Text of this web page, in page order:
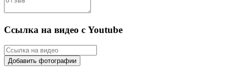
Ссылка на видео с Youtube
Добавить фотографии